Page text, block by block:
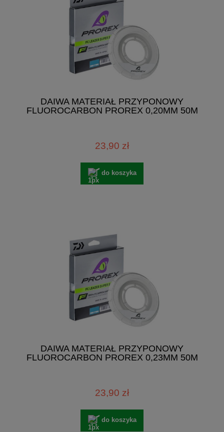
DAIWA MATERIAŁ PRZYPONOWY
FLUOROCARBON PROREX 0,20MM 50M
23,90 zł
do koszyka
DAIWA MATERIAŁ PRZYPONOWY
FLUOROCARBON PROREX 0,23MM 50M
23,90 zł
do koszyka